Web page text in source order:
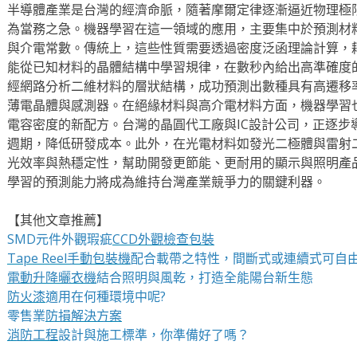
半導體產業是台灣的經濟命脈，隨著摩爾定律逐漸逼近物理
為當務之急。機器學習在這一領域的應用，主要集中於預測
與介電常數。傳統上，這些性質需要透過密度泛函理論計算
能從已知材料的晶體結構中學習規律，在數秒內給出高準確
經網路分析二維材料的層狀結構，成功預測出數種具有高遷
薄電晶體與感測器。在絕緣材料與高介電材料方面，機器學
電容密度的新配方。台灣的晶圓代工廠與IC設計公司，正逐
週期，降低研發成本。此外，在光電材料如發光二極體與雷
光效率與熱穩定性，幫助開發更節能、更耐用的顯示與照明
學習的預測能力將成為維持台灣產業競爭力的關鍵利器。
【其他文章推薦】
SMD元件外觀瑕疵CCD外觀檢查包裝
Tape Reel手動包裝機配合載帶之特性，間斷式或連續式可自
電動升降曬衣機結合照明與風乾，打造全能陽台新生態
防火漆適用在何種環境中呢?
零售業防損解決方案
消防工程設計與施工標準，你準備好了嗎？